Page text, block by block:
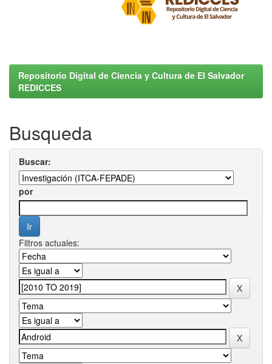
Repositorio Digital de Ciencia y Cultura de El Salvador
REDICCES
Busqueda
Buscar:
por
Filtros actuales: